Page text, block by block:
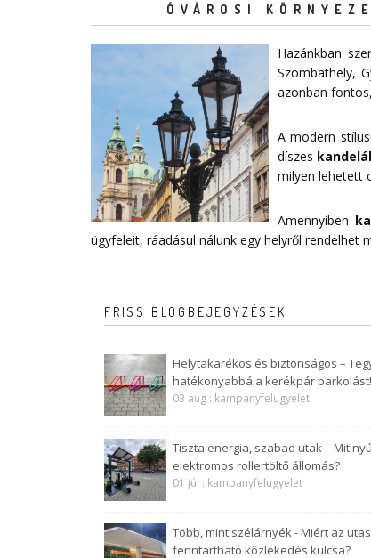
ÓVÁROSI
Hazánkban
Szombathely,
azonban
A modern
díszes
milyen lehetett
Amennyiben
ügyfeleit, ráadásul nálunk egy helyről rendelhet
FRISS BLOGBEJEGYZÉSEK
Helytakarékos és biztonságos –
hatékonyabbá a kerékpár parkolást!
03 aug : kampanyfelugyelet
Tiszta energia, szabad utak – Mit
elektromos rollertöltő állomás?
01 júl : kampanyfelugyelet
Több, mint szélárnyék - Miért az
fenntartható közlekedés kulcsa?